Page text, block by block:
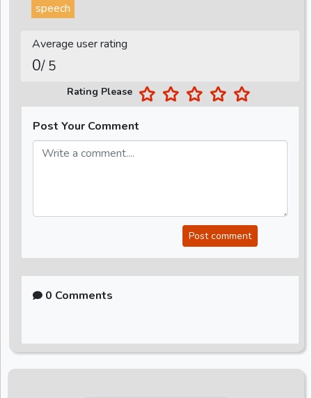
speech
Average user rating
0/ 5
Rating Please
Post Your Comment
Post comment
0 Comments